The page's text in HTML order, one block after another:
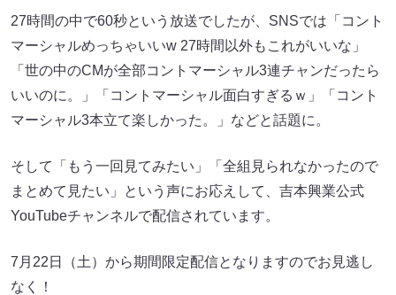
27時間の中で60秒という放送でしたが、SNSでは「コント
マーシャルめっちゃいいw 27時間以外もこれがいいな」
「世の中のCMが全部コントマーシャル3連チャンだったら
いいのに。」「コントマーシャル面白すぎるｗ」「コント
マーシャル3本立て楽しかった。」などと話題に。
そして「もう一回見てみたい」「全組見られなかったので
まとめて見たい」という声にお応えして、吉本興業公式
YouTubeチャンネルで配信されています。
7月22日（土）から期間限定配信となりますのでお見逃し
なく！